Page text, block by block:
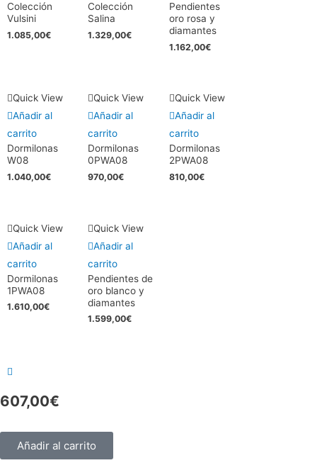
Colección
Vulsini
1.085,00€
Colección
Salina
1.329,00€
Pendientes
oro rosa y
diamantes
1.162,00€
Quick View
Añadir al
carrito
Dormilonas
W08
1.040,00€
Quick View
Añadir al
carrito
Dormilonas
0PWA08
970,00€
Quick View
Añadir al
carrito
Dormilonas
2PWA08
810,00€
Quick View
Añadir al
carrito
Dormilonas
1PWA08
1.610,00€
Quick View
Añadir al
carrito
Pendientes de
oro blanco y
diamantes
1.599,00€
607,00€
Añadir al carrito